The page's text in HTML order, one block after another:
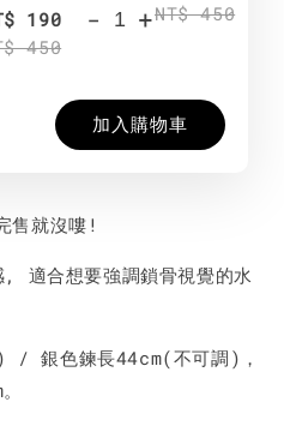
190
450
- +NT$ 450
加入購物車
售就沒嘍!
適合想要強調鎖骨視覺的水
/ 銀色鍊長44cm(不可調)，